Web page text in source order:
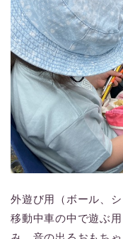
外遊び用（ボール、
移動中車の中で遊ぶ